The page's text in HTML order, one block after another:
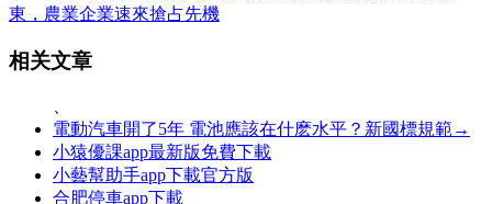
東，農業企業速來搶占先機
相关文章
電動汽車開了5年 電池應該在什麽水平？新國標規範→
小猿優課app最新版免費下載
小藝幫助手app下載官方版
合肥停車app下載